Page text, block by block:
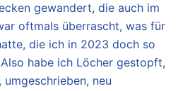
gewandert, die auch im
oftmals überrascht, was für
die ich in 2023 doch so
habe ich Löcher gestopft,
neu